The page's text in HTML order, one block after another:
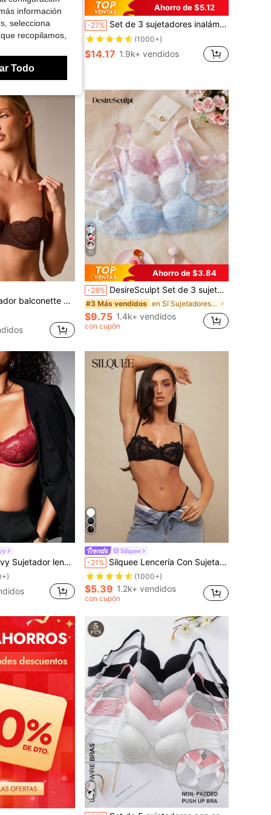
de aros finos y copa cómoda a cuadros para mujer
Ahorro de $5.12
-27% Set de 3 sujetadores inalámbricos de gelatina, sujetador de moda cómodo y suave para mujeres
(1000+)
$14.17 1.9k+ vendidos
floral, soporte de aros y tirantes ajustables para elegancia cotidiana
11
Ahorro de $3.84
-28% DesireSculpt Set de 3 sujetadores de lencería con aros para mujer de diseño simple, lencería sexy francesa romántica
#3 Más vendidos en Sí Sujetadores y bralettes para mujer
$9.75 1.4k+ vendidos
con cupón
sexy con aros para mujer
Silquee
-21% Silquee Lencería Con Sujetador De Soporte En Encaje Floral
(1000+)
$5.39 1.2k+ vendidos
con cupón
#1 Más vendidos en Juego de 5 piezas Sujetadores y bralettes para
información
selecciona
recopilamos,
Todo